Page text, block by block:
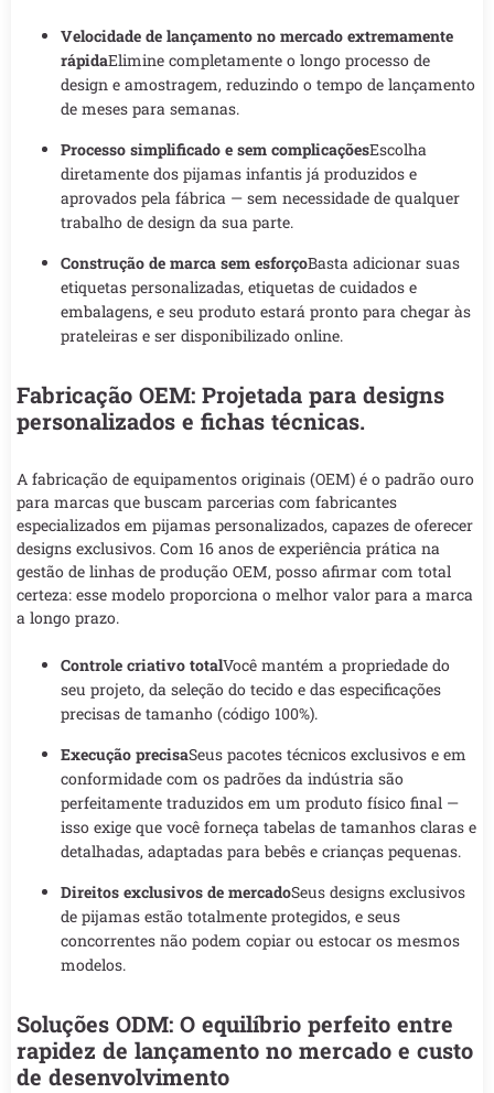
Velocidade de lançamento no mercado extremamente
rápidaElimine completamente o longo processo de
design e amostragem, reduzindo o tempo de lançamento
de meses para semanas.
Processo simplificado e sem complicaçõesEscolha
diretamente dos pijamas infantis já produzidos e
aprovados pela fábrica — sem necessidade de qualquer
trabalho de design da sua parte.
Construção de marca sem esforçoBasta adicionar suas
etiquetas personalizadas, etiquetas de cuidados e
embalagens, e seu produto estará pronto para chegar às
prateleiras e ser disponibilizado online.
Fabricação OEM: Projetada para designs
personalizados e fichas técnicas.
A fabricação de equipamentos originais (OEM) é o padrão ouro
para marcas que buscam parcerias com fabricantes
especializados em pijamas personalizados, capazes de oferecer
designs exclusivos. Com 16 anos de experiência prática na
gestão de linhas de produção OEM, posso afirmar com total
certeza: esse modelo proporciona o melhor valor para a marca
a longo prazo.
Controle criativo totalVocê mantém a propriedade do
seu projeto, da seleção do tecido e das especificações
precisas de tamanho (código 100%).
Execução precisaSeus pacotes técnicos exclusivos e em
conformidade com os padrões da indústria são
perfeitamente traduzidos em um produto físico final —
isso exige que você forneça tabelas de tamanhos claras e
detalhadas, adaptadas para bebês e crianças pequenas.
Direitos exclusivos de mercadoSeus designs exclusivos
de pijamas estão totalmente protegidos, e seus
concorrentes não podem copiar ou estocar os mesmos
modelos.
Soluções ODM: O equilíbrio perfeito entre
rapidez de lançamento no mercado e custo
de desenvolvimento